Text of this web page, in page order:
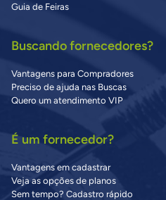
Guia de Feiras
Buscando fornecedores?
Vantagens para Compradores
Preciso de ajuda nas Buscas
Quero um atendimento VIP
É um fornecedor?
Vantagens em cadastrar
Veja as opções de planos
Sem tempo? Cadastro rápido